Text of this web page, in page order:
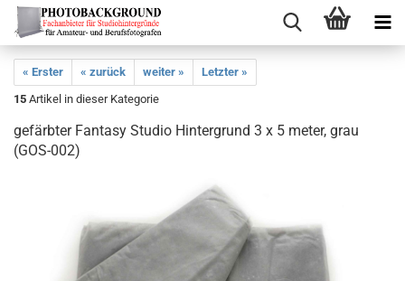
« Erster « zurück weiter »
Letzter »
15 Artikel in dieser Kategorie
gefärbter Fantasy Studio Hintergrund 3 x 5 meter, grau
(GOS-​002)